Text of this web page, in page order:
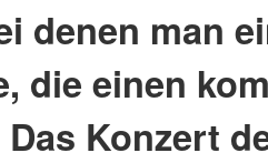
denen man
die einen
Konzert